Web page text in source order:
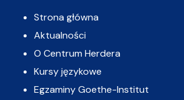
Strona główna
Aktualności
O Centrum Herdera
Kursy językowe
Egzaminy Goethe-Institut